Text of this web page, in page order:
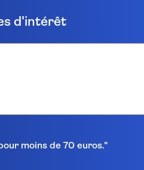
d'intérêt
moins de 70 euros."